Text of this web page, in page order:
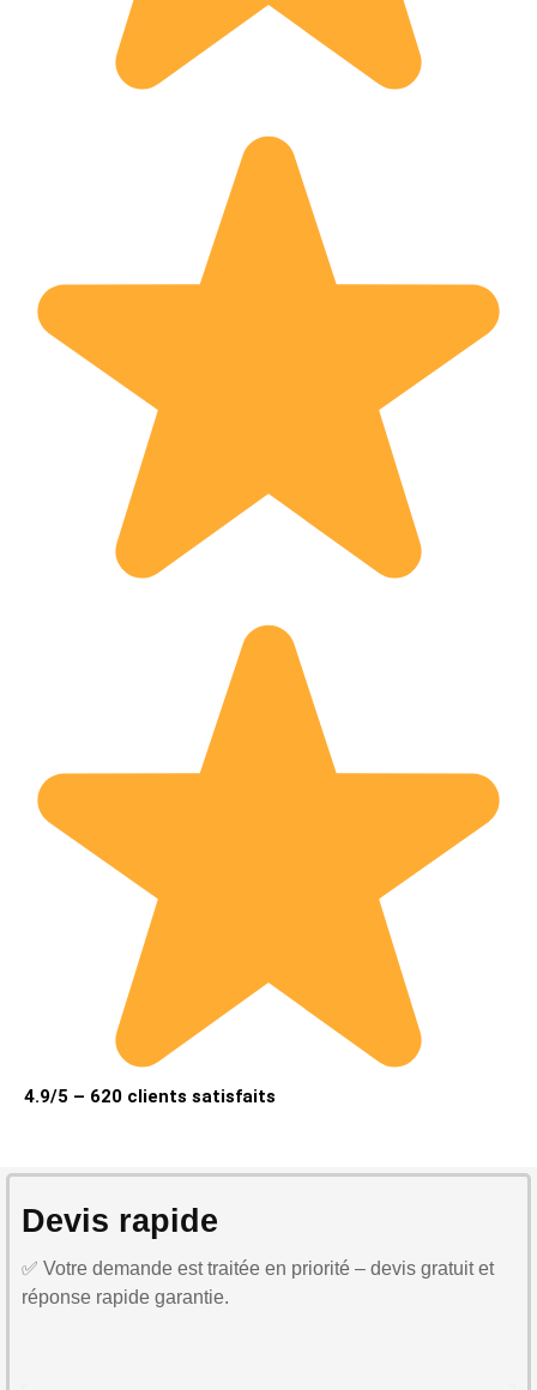
4.9/5 – 620 clients satisfaits
Devis rapide
✅ Votre demande est traitée en priorité – devis gratuit et
réponse rapide garantie.